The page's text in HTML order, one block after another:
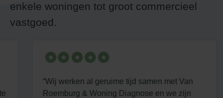
enkele woningen tot groot commercieel
vastgoed.
“Wij werken al geruime tijd samen met Van
Roemburg & Woning Diagnose en we zijn